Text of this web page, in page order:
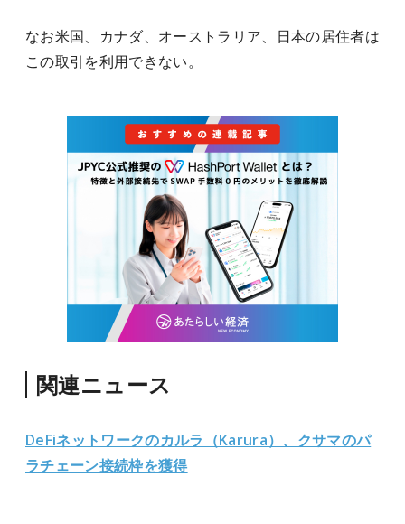
なお米国、カナダ、オーストラリア、日本の居住者は
この取引を利用できない。
関連ニュース
DeFiネットワークのカルラ（Karura）、クサマのパ
ラチェーン接続枠を獲得